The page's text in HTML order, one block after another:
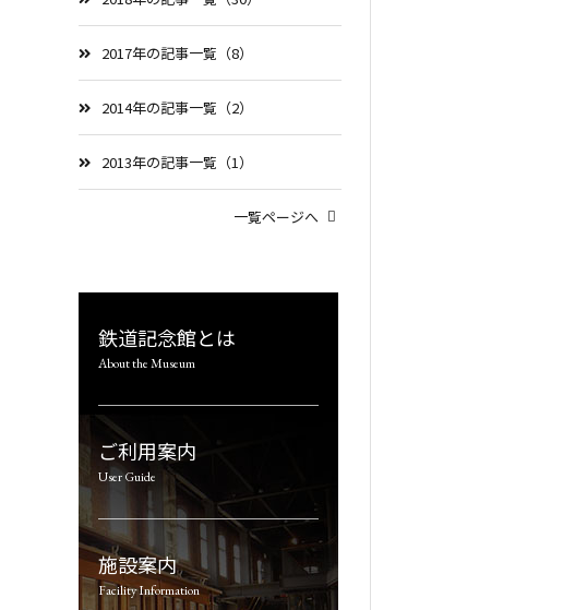
2017年の記事一覧（8）
2014年の記事一覧（2）
2013年の記事一覧（1）
一覧ページへ
鉄道記念館とは
About the Museum
ご利用案内
User Guide
施設案内
Facility Information